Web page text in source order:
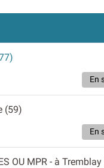
En
(59)
En
OU MPR - à Tremblay